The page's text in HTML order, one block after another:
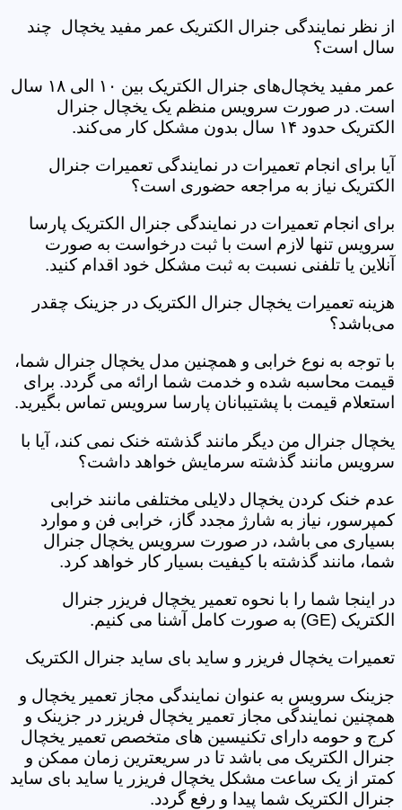
از نظر نمایندگی جنرال الکتریک عمر مفید یخچال چند
سال است؟
عمر مفید یخچال‌های جنرال الکتریک بین ۱۰ الی ۱۸ سال
است. در صورت سرویس منظم یک یخچال جنرال
الکتریک حدود ۱۴ سال بدون مشکل کار می‌کند.
آیا برای انجام تعمیرات در نمایندگی تعمیرات جنرال
الکتریک نیاز به مراجعه حضوری است؟
برای انجام تعمیرات در نمایندگی جنرال الکتریک پارسا
سرویس تنها لازم است با ثبت درخواست به صورت
آنلاین یا تلفنی نسبت به ثبت مشکل خود اقدام کنید.
هزینه تعمیرات یخچال جنرال الکتریک در جزینک چقدر
می‌باشد؟
با توجه به نوع خرابی و همچنین مدل یخچال جنرال شما،
قیمت محاسبه شده و خدمت شما ارائه می گردد. برای
استعلام قیمت با پشتیبانان پارسا سرویس تماس بگیرید.
یخچال جنرال من دیگر مانند گذشته خنک نمی کند، آیا با
سرویس مانند گذشته سرمایش خواهد داشت؟
عدم خنک کردن یخچال دلایلی مختلفی مانند خرابی
کمپرسور، نیاز به شارژ مجدد گاز، خرابی فن و موارد
بسیاری می باشد، در صورت سرویس یخچال جنرال
شما، مانند گذشته با کیفیت بسیار کار خواهد کرد.
در اینجا شما را با نحوه تعمیر یخچال فریزر جنرال
الکتریک (GE) به صورت کامل آشنا می کنیم.
تعمیرات یخچال فریزر و ساید بای ساید جنرال الکتریک
جزینک سرویس به عنوان نمایندگی مجاز تعمیر یخچال و
همچنین نمایندگی مجاز تعمیر یخچال فریزر در جزینک و
کرج و حومه دارای تکنیسین های متخصص تعمیر یخچال
جنرال الکتریک می باشد تا در سریعترین زمان ممکن و
کمتر از یک ساعت مشکل یخچال فریزر یا ساید بای ساید
جنرال الکتریک شما پیدا و رفع گردد.